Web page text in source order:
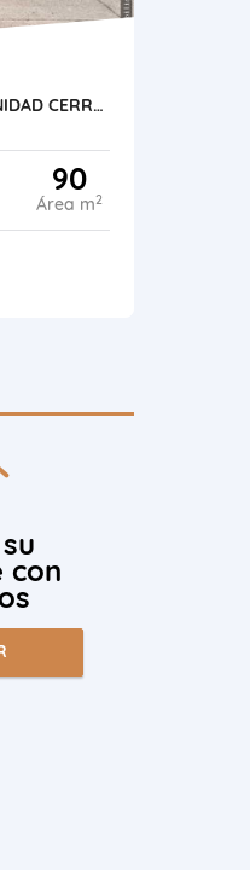
CASA EN VENTA SUR CALI CANEY UNIDAD CERRADA 3 ALCOBAS 3 BAÑOS 1 GARAJE
90
Área m2
con